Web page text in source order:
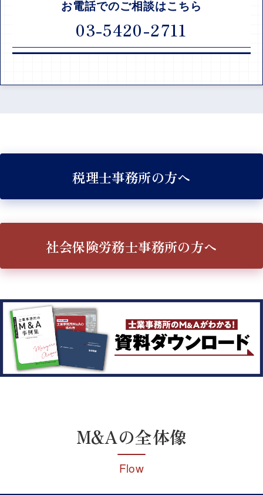
お電話でのご相談はこちら
03-5420-2711
税理士事務所の方へ
社会保険労務士事務所の方へ
M&Aの全体像
Flow